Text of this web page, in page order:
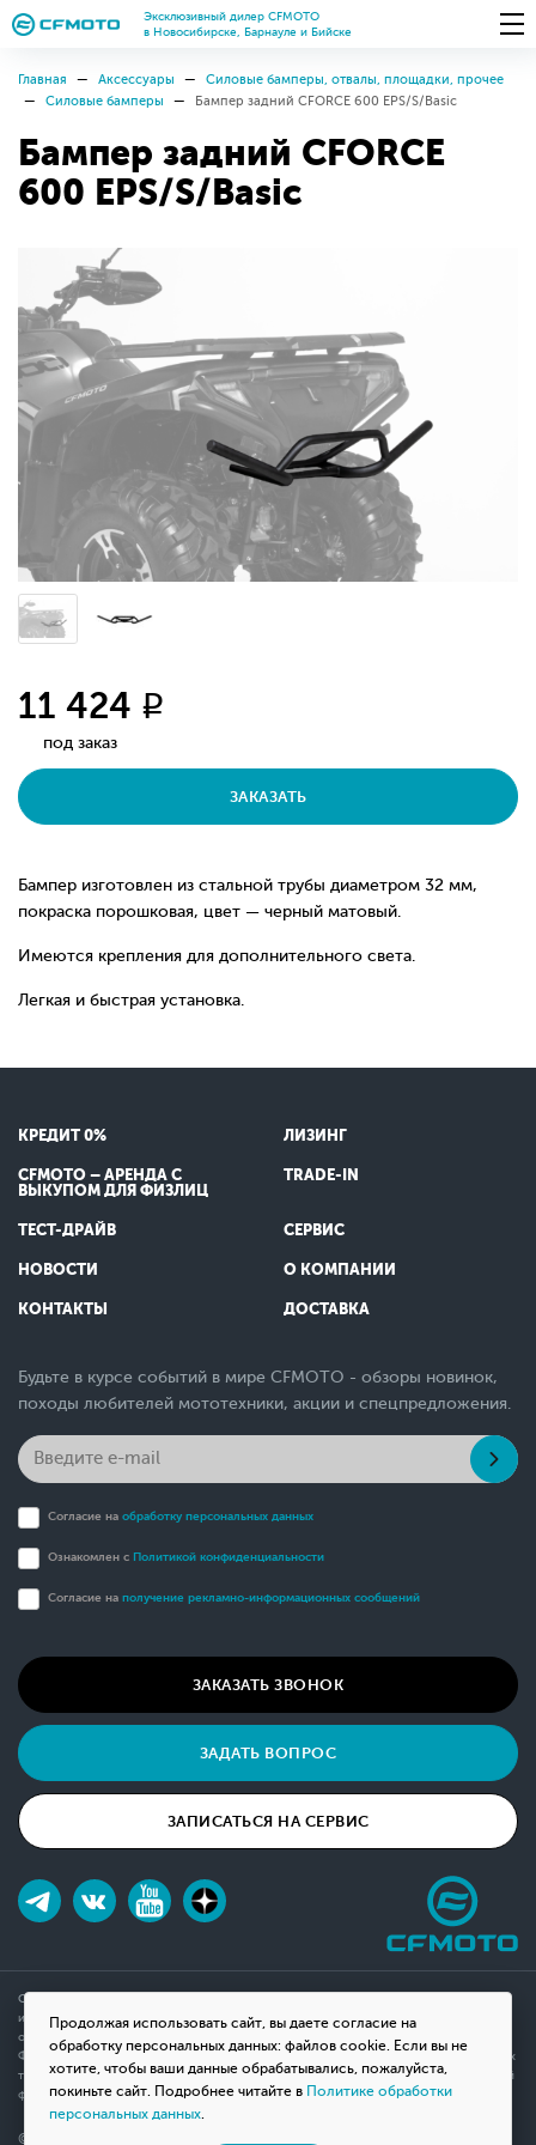
Продолжая использовать сайт, вы даете согласие на
обработку персональных данных: файлов cookie. Если вы не
хотите, чтобы ваши данные обрабатывались, пожалуйста,
покиньте сайт. Подробнее читайте в Политике обработки
персональных данных.
Эксклюзивный дилер CFMOTO
в Новосибирске, Барнауле и Бийске
Главная Аксессуары
Силовые бамперы, отвалы, площадки, прочее
Силовые бамперы
Бампер задний CFORCE 600 EPS/S/Basic
Бампер задний CFORCE
600 EPS/S/Basic
11 424 q
под заказ
ЗАКАЗАТЬ
Бампер изготовлен из стальной трубы диаметром 32 мм,
покраска порошковая, цвет — черный матовый.
Имеются крепления для дополнительного света.
Легкая и быстрая установка.
КРЕДИТ 0% ЛИЗИНГ
CFMOTO – АРЕНДА С
ВЫКУПОМ ДЛЯ ФИЗЛИЦ
TRADE-IN
ТЕСТ-ДРАЙВ СЕРВИС
НОВОСТИ О КОМПАНИИ
КОНТАКТЫ ДОСТАВКА
Будьте в курсе событий в мире CFMOTO - обзоры новинок,
походы любителей мототехники, акции и спецпредложения.
Согласие на обработку персональных данных
Ознакомлен с Политикой конфиденциальности
Согласие на получение рекламно-информационных сообщений
ЗАКАЗАТЬ ЗВОНОК
ЗАДАТЬ ВОПРОС
ЗАПИСАТЬСЯ НА СЕРВИС
Обращаем ваше внимание на то, что данный интернет-сайт носит исключительно
информационный характер и ни при каких условиях не является публичной офертой,
определяемой положениями Статьи 437(2) Гражданского кодекса Российской
Федерации. Для получения подробной информации о наличии и стоимости указанных
товаров, пожалуйста, обращайтесь к менеджерам компании с помощью специальной
формы связи на сайте или по телефону.
© 2026 Мотосалон «ВНЕ ДОРОГ»